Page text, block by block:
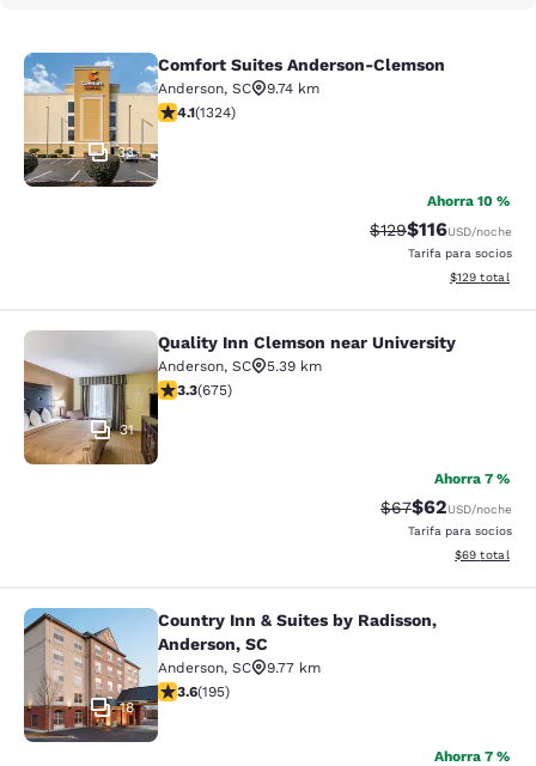
Comfort Suites Anderson-Clemson
33
Comfort Suites Anderson-Clemson
Anderson, SC
9.74 km
calificación de 4.14 estrellas. Muy bueno. 1324 reseñas
4.1(1324)
Ahorra 10 %
Precio tachado:
$129Precio con
$116USD/noche
Tarifa para socios
Ver detalles
$129 total
Quality Inn Clemson near University
31
Quality Inn Clemson near University
Anderson, SC
5.39 km
calificación de 3.34 estrellas. Bueno. 675 reseñas
3.3(675)
Ahorra 7 %
Precio tachado:
$67Precio con
$62USD/noche
Tarifa para socios
Ver detalles
$69 total
Country Inn & Suites by Radisson,
18
Country Inn & Suites by Radisson,
Anderson, SC
Anderson, SC
9.77 km
calificación de 3.58 estrellas. Bueno. 195 reseñas
3.6(195)
Ahorra 7 %